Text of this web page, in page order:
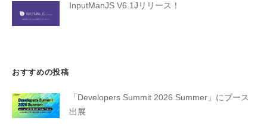
InputManJS V6.1Jリリース！
おすすめの投稿
「Developers Summit 2026 Summer」にブース
出展